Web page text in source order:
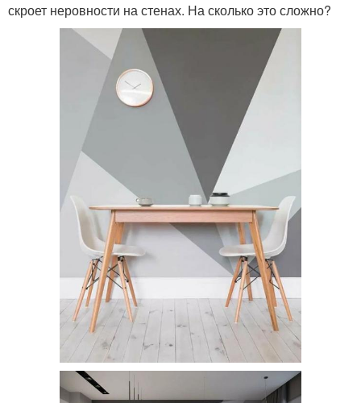
скроет неровности на стенах. На сколько это сложно?